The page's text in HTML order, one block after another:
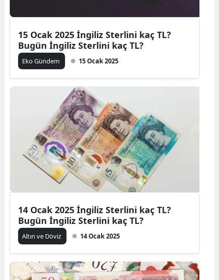
15 Ocak 2025 İngiliz Sterlini kaç TL?
Bugün İngiliz Sterlini kaç TL?
Eko Gündem 15 Ocak 2025
14 Ocak 2025 İngiliz Sterlini kaç TL?
Bugün İngiliz Sterlini kaç TL?
Altın ve Döviz 14 Ocak 2025